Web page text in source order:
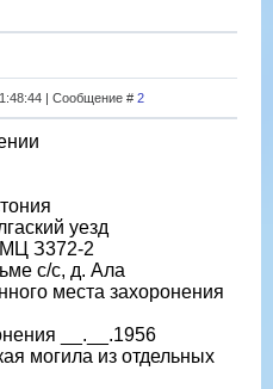
| Сообщение # 2
уезд
З372-2
с/с, д. Ала
места захоронения
__.__.1956
могила из отдельных